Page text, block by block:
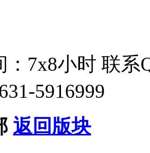
：7x8小时 联系
5916999
返回版块